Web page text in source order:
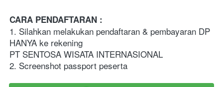
CARA PENDAFTARAN :
1. Silahkan melakukan pendaftaran & pembayaran DP
HANYA ke rekening
PT SENTOSA WISATA INTERNASIONAL
2. Screenshot passport peserta